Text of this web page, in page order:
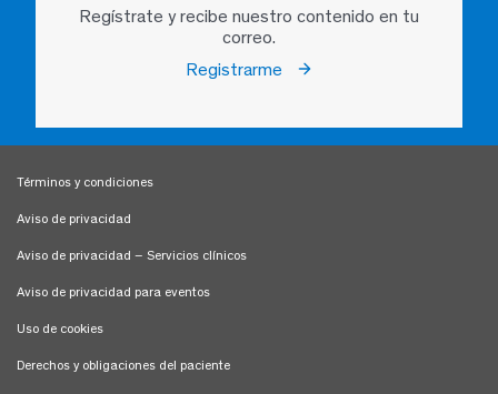
Regístrate y recibe nuestro contenido en tu
correo.
Registrarme
Términos y condiciones
Aviso de privacidad
Aviso de privacidad – Servicios clínicos
Aviso de privacidad para eventos
Uso de cookies
Derechos y obligaciones del paciente